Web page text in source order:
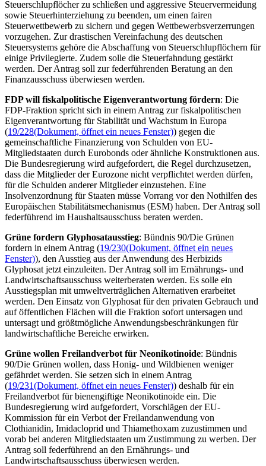
Steuerschlupflöcher zu schließen und aggressive Steuervermeidung
sowie Steuerhinterziehung zu beenden, um einen fairen
Steuerwettbewerb zu sichern und gegen Wettbewerbsverzerrungen
vorzugehen. Zur drastischen Vereinfachung des deutschen
Steuersystems gehöre die Abschaffung von Steuerschlupflöchern für
einige Privilegierte. Zudem solle die Steuerfahndung gestärkt
werden. Der Antrag soll zur federführenden Beratung an den
Finanzausschuss überwiesen werden.
FDP will fiskalpolitische Eigenverantwortung fördern: Die
FDP-Fraktion spricht sich in einem Antrag zur fiskalpolitischen
Eigenverantwortung für Stabilität und Wachstum in Europa
(19/228(Dokument, öffnet ein neues Fenster)) gegen die
gemeinschaftliche Finanzierung von Schulden von EU-
Mitgliedstaaten durch Eurobonds oder ähnliche Konstruktionen aus.
Die Bundesregierung wird aufgefordert, die Regel durchzusetzen,
dass die Mitglieder der Eurozone nicht verpflichtet werden dürfen,
für die Schulden anderer Mitglieder einzustehen. Eine
Insolvenzordnung für Staaten müsse Vorrang vor den Nothilfen des
Europäischen Stabilitätsmechanismus (ESM) haben. Der Antrag soll
federführend im Haushaltsausschuss beraten werden.
Grüne fordern Glyphosatausstieg: Bündnis 90/Die Grünen
fordern in einem Antrag (19/230(Dokument, öffnet ein neues
Fenster)), den Ausstieg aus der Anwendung des Herbizids
Glyphosat jetzt einzuleiten. Der Antrag soll im Ernährungs- und
Landwirtschaftsausschuss weiterberaten werden. Es solle ein
Ausstiegsplan mit umweltverträglichen Alternativen erarbeitet
werden. Den Einsatz von Glyphosat für den privaten Gebrauch und
auf öffentlichen Flächen will die Fraktion sofort untersagen und
untersagt und größtmögliche Anwendungsbeschränkungen für
landwirtschaftliche Bereiche erwirken.
Grüne wollen Freilandverbot für Neonikotinoide: Bündnis
90/Die Grünen wollen, dass Honig- und Wildbienen weniger
gefährdet werden. Sie setzen sich in einem Antrag
(19/231(Dokument, öffnet ein neues Fenster)) deshalb für ein
Freilandverbot für bienengiftige Neonikotinoide ein. Die
Bundesregierung wird aufgefordert, Vorschlägen der EU-
Kommission für ein Verbot der Freilandanwendung von
Clothianidin, Imidacloprid und Thiamethoxam zuzustimmen und
vorab bei anderen Mitgliedstaaten um Zustimmung zu werben. Der
Antrag soll federführend an den Ernährungs- und
Landwirtschaftsausschuss überwiesen werden.